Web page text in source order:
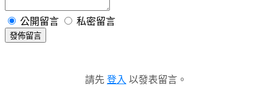
公開留言 私密留言
發佈留言
請先 登入 以發表留言。